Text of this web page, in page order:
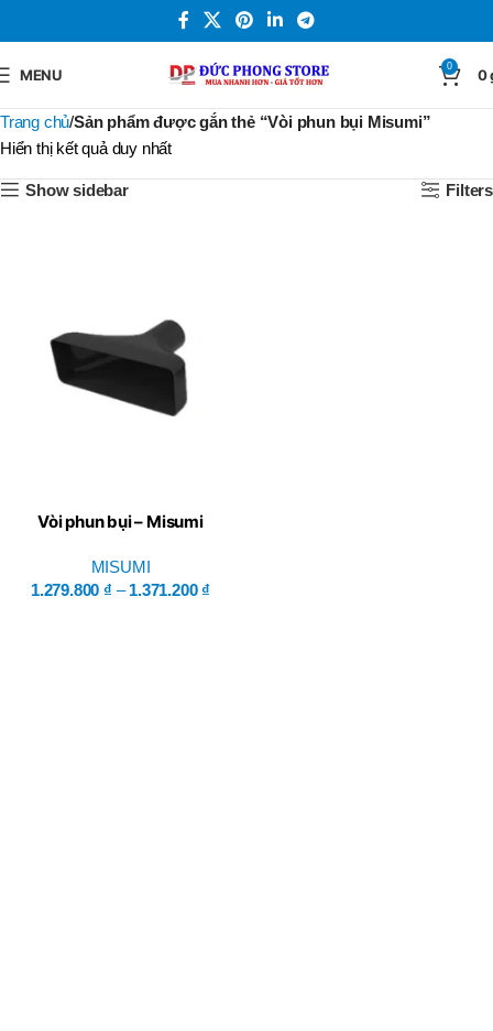
MENU 0 0
Trang chủ Sản phẩm được gắn thẻ “Vòi phun bụi Misumi”
Hiển thị kết quả duy nhất
Show sidebar Filters
Vòi phun bụi – Misumi
MISUMI
1.279.800 ₫ – 1.371.200 ₫